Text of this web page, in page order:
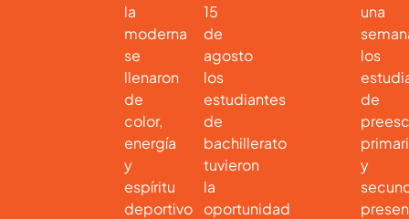
la
moderna
se
llenaron
de
color,
energía
y
espíritu
deportivo
15
de
agosto
los
estudiantes
de
bachillerato
tuvieron
la
oportunidad
una
los
de
y